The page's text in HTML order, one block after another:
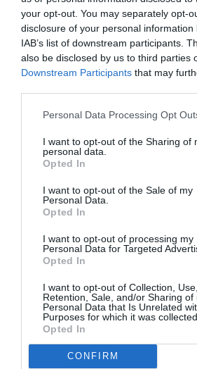
your opt-out. You may separately opt-
disclosure of your personal
IAB’s list of downstream participants.
also be disclosed by us to third parties
Downstream Participants that may
Personal Data Processing Opt
I want to opt-out of the Sharing of
personal data.
Opted In
I want to opt-out of the Sale of my
Personal Data.
Opted In
I want to opt-out of processing my
Personal Data for Targeted
Opted In
I want to opt-out of Collection, Use,
Retention, Sale, and/or Sharing of
Personal Data that Is Unrelated
Purposes for which it was collected.
Opted In
CONFIRM
info@vinylandvintage.gr |
Ακολουθήστε το Culturenow.gr
μάθετε πρώτοι όλες τις ειδήσεις
Πολιτισμό στοCulturenow.gr
Νέοι Διαγωνισμοί
Tags
ΠΑΖΑΡΙ ΔΙΣΚΩΝ - BAZAAR ΔΙΣΚΩΝ ΒΙΝΥΛΙΟΥ -
ΩΔΕΙΟ ΑΘΗΝΩΝ
Newsletter
Κάθε βδομάδα στο e-mail σας τα
την Τέχνη και τον Πολιτισμό!